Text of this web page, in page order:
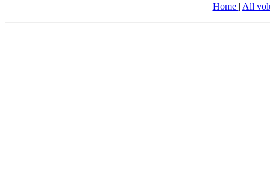
Home | All